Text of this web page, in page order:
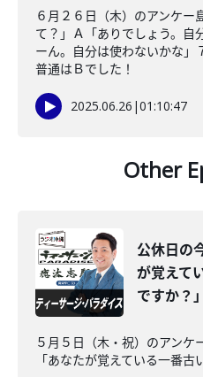
６月２６日（木）のアンケー
て？」Ａ「ありでしょう。自
ーん。自分は使わないかな」
普通はＢでした！
2025.06.26 |01:10:47
Other
公休日の
が覚えて
ですか？」
５月５日（木・祝）のアンケ
「あなたが覚えている一番古